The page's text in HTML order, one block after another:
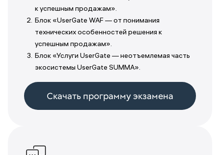
к успешным продажам».
Блок «UserGate WAF — от понимания
технических особенностей решения к
успешным продажам».
Блок «Услуги UserGate — неотъемлемая часть
экосистемы UserGate SUMMA».
Скачать программу экзамена